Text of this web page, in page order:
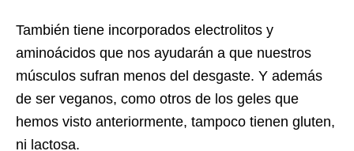
También tiene incorporados electrolitos y
aminoácidos que nos ayudarán a que nuestros
músculos sufran menos del desgaste. Y además
de ser veganos, como otros de los geles que
hemos visto anteriormente, tampoco tienen gluten,
ni lactosa.